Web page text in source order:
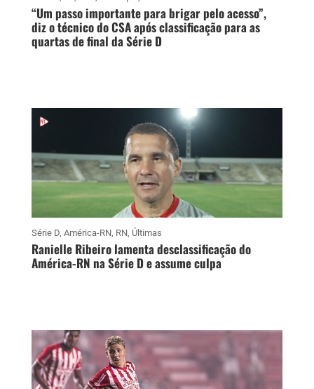
“Um passo importante para brigar pelo acesso”,
diz o técnico do CSA após classificação para as
quartas de final da Série D
Série D, América-RN, RN, Últimas
Ranielle Ribeiro lamenta desclassificação do
América-RN na Série D e assume culpa